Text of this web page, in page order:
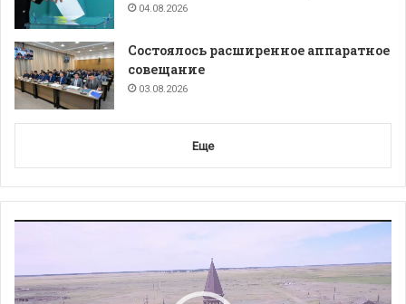
04.08.2026
Состоялось расширенное аппаратное
совещание
03.08.2026
Еще